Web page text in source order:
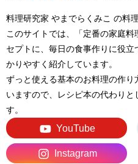
料理研究家 やまでらくみこ の料
このサイトでは、「定番の家庭
セプトに、毎日の食事作りに役
かりやすく紹介しています。
ずっと使える基本のお料理の作
いますので、レシピ本の代わり
す。
YouTube
Instagram